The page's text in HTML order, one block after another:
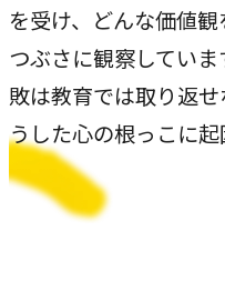
お問い合わせ
を受け、どんな価値
つぶさに観察してい
敗は教育では取り返
うした心の根っこに起